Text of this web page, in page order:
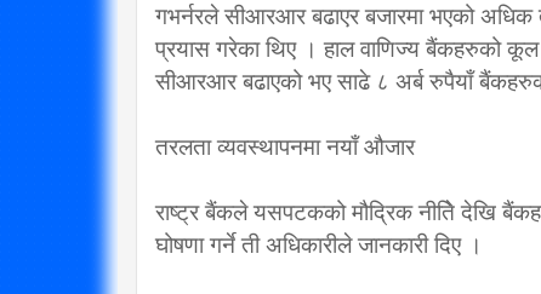
गभर्नरले सीआरआर बढाएर बजारमा भएको अधिक
प्रयास गरेका थिए । हाल वाणिज्य बैंकहरुको
सीआरआर बढाएको भए साढे ८ अर्ब रुपैयाँ
तरलता व्यवस्थापनमा नयाँ औजार
राष्ट्र बैंकले यसपटकको मौद्रिक नीतिे देखि
घोषणा गर्ने ती अधिकारीले जानकारी दिए ।